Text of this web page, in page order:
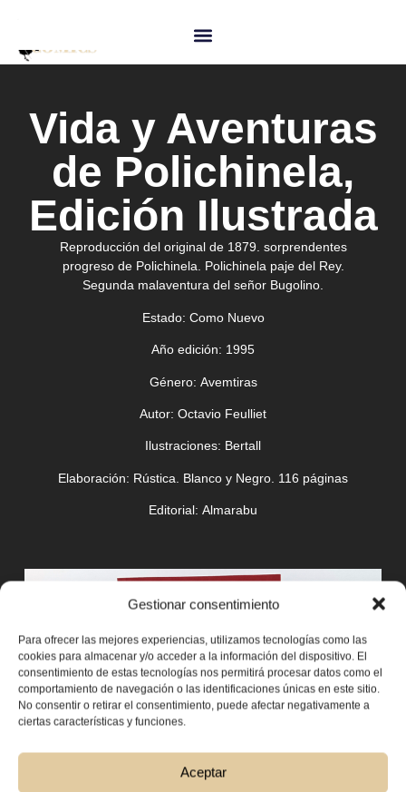
Gestionar consentimiento
Para ofrecer las mejores experiencias, utilizamos tecnologías como las
cookies para almacenar y/o acceder a la información del dispositivo. El
consentimiento de estas tecnologías nos permitirá procesar datos como el
comportamiento de navegación o las identificaciones únicas en este sitio.
No consentir o retirar el consentimiento, puede afectar negativamente a
ciertas características y funciones.
Aceptar
Vida y Aventuras
de Polichinela,
Edición Ilustrada
Reproducción del original de 1879. sorprendentes
progreso de Polichinela. Polichinela paje del Rey.
Segunda malaventura del señor Bugolino.
Estado: Como Nuevo
Año edición: 1995
Género: Avemtiras
Autor: Octavio Feulliet
Ilustraciones: Bertall
Elaboración: Rústica. Blanco y Negro. 116 páginas
Editorial: Almarabu